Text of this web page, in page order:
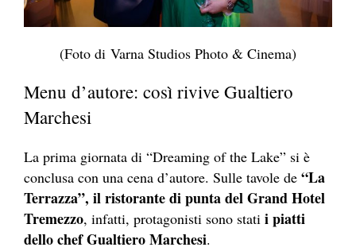
(Foto di Varna Studios Photo & Cinema)
Menu d’autore: così rivive Gualtiero
Marchesi
La prima giornata di “Dreaming of the Lake” si è
conclusa con una cena d’autore. Sulle tavole de “La
Terrazza”, il ristorante di punta delGrand Hotel
Tremezzo, infatti, protagonisti sono stati i piatti
dello chef Gualtiero Marchesi.